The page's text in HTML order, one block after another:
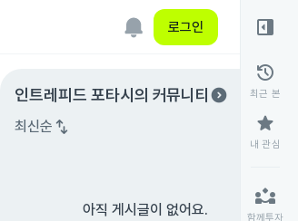
로그인
인트레피드 포타시 의 커뮤니티 expand_circle_right
최신순 swap_vert
아직 게시글이 없어요.
right_panel_open
history
최근 본
star
내 관심
partner_exchange
함께투자